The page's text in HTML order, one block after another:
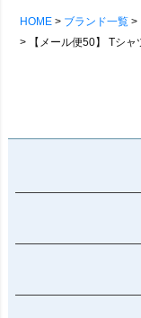
HOME ブランド一覧
【メール便50】 Tシャツ 5分袖 レディース クルーネック ロゴプリ